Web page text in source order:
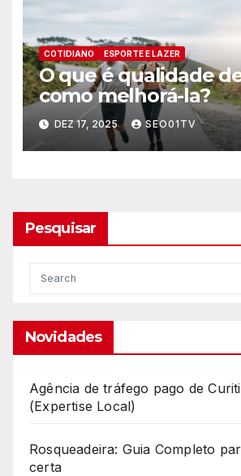
COTIDIANO ESPORTE E LAZER
O que é qualidade
como melhorá-la?
DEZ 17, 2025 SEO01TV
Pesquisar
Novidades
Agência de tráfego pago de
(Expertise Local)
Rosqueadeira: Guia Completo
certa